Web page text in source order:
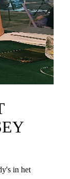
in het